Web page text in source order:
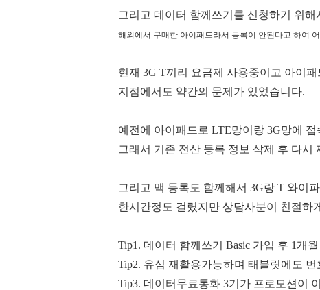
그리고 데이터 함께쓰기를 신청하기 위해
해외에서 구매한 아이패드라서 등록이 안된다고 하여
현재 3G T끼리 요금제 사용중이고 아이
지점에서도 약간의 문제가 있었습니다.
예전에 아이패드로 LTE망이랑 3G망에
그래서 기존 전산 등록 정보 삭제 후 다시
그리고 맥 등록도 함께해서 3G랑 T 와이
한시간정도 걸렸지만 상담사분이 친절하
Tip1. 데이터 함께쓰기 Basic 가입 후 1개
Tip2. 유심 재활용가능하며 태블릿에도
Tip3. 데이터무료통화 3기가 프로모션이